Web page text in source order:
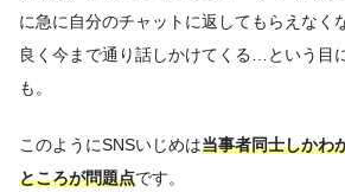
に急に自分のチャットに返してもらえなく
良く今まで通り話しかけてくる…という目
も。
このようにSNSいじめは当事者同士しかわ
ところが問題点です。